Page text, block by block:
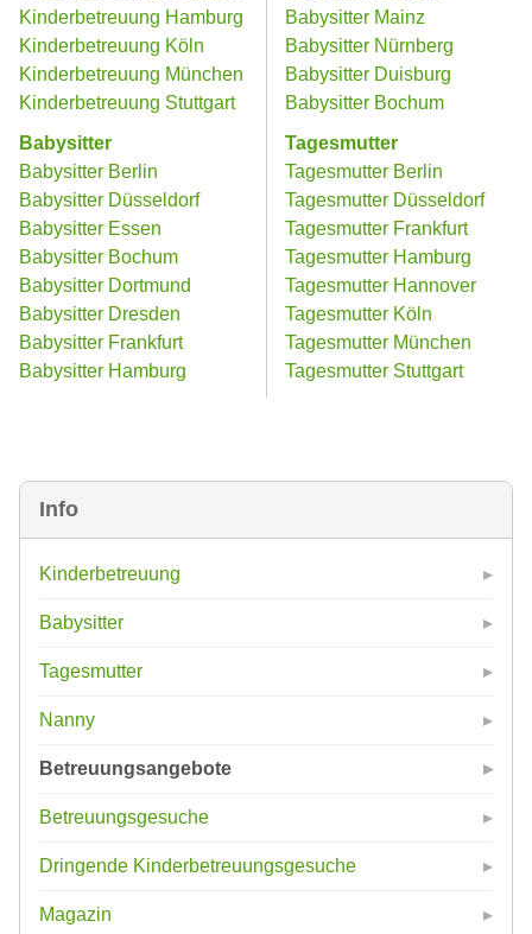
Info
Kinderbetreuung
Babysitter
Tagesmutter
Nanny
Betreuungsangebote
Betreuungsgesuche
Dringende Kinderbetreuungsgesuche
Magazin
Kinderbetreuung Hamburg
Kinderbetreuung Köln
Kinderbetreuung München
Kinderbetreuung Stuttgart
Babysitter
Babysitter Berlin
Babysitter Düsseldorf
Babysitter Essen
Babysitter Bochum
Babysitter Dortmund
Babysitter Dresden
Babysitter Frankfurt
Babysitter Hamburg
Babysitter Mainz
Babysitter Nürnberg
Babysitter Duisburg
Babysitter Bochum
Tagesmutter
Tagesmutter Berlin
Tagesmutter Düsseldorf
Tagesmutter Frankfurt
Tagesmutter Hamburg
Tagesmutter Hannover
Tagesmutter Köln
Tagesmutter München
Tagesmutter Stuttgart